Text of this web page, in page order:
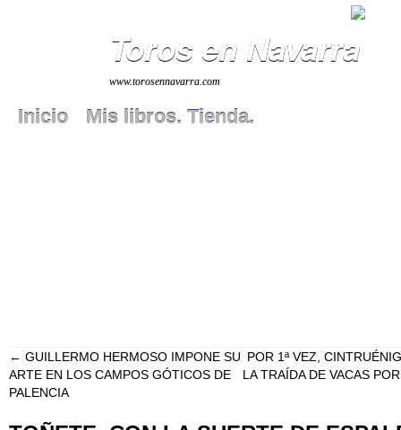
Toros en Navarra
www.torosennavarra.com
Inicio Mis libros. Tienda.
← GUILLERMO HERMOSO IMPONE SU
ARTE EN LOS CAMPOS GÓTICOS DE
PALENCIA
POR 1ª VEZ,
LA TRAÍDA DE VACAS